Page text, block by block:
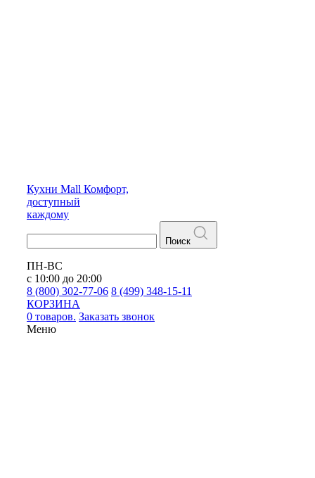
Кухни Mall Комфорт,
доступный
каждому
Поиск
ПН-ВС
с 10:00 до 20:00
8 (800) 302-77-06 8 (499) 348-15-11
КОРЗИНА
0 товаров. Заказать звонок
Меню